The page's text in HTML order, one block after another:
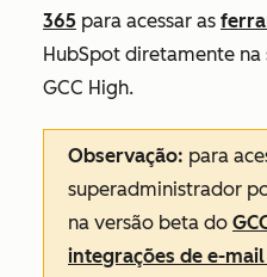
365 para acessar as
HubSpot diretamente na
GCC High.
Observação: para
superadministrador
na versão beta do
integrações de e-